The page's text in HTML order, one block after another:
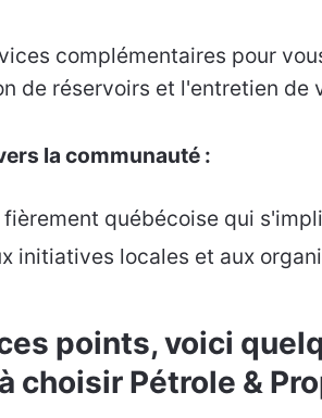
complémentaires pour
de réservoirs et l'entretien de
la communauté :
québécoise qui
initiatives locales et aux
points, voici
choisir Pétrole &